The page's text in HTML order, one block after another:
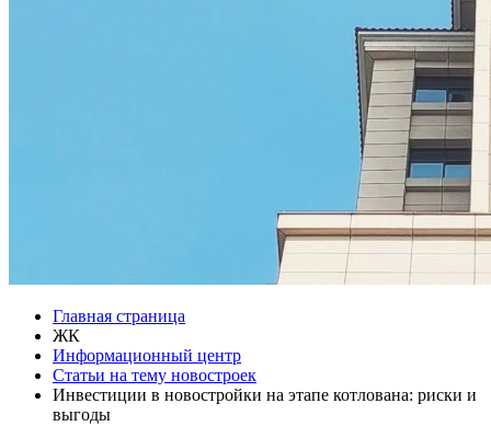
Главная страница
ЖК
Информационный центр
Статьи на тему новостроек
Инвестиции в новостройки на этапе котлована: риски и
выгоды